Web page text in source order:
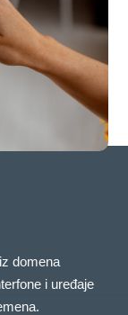
domena
i uređaje